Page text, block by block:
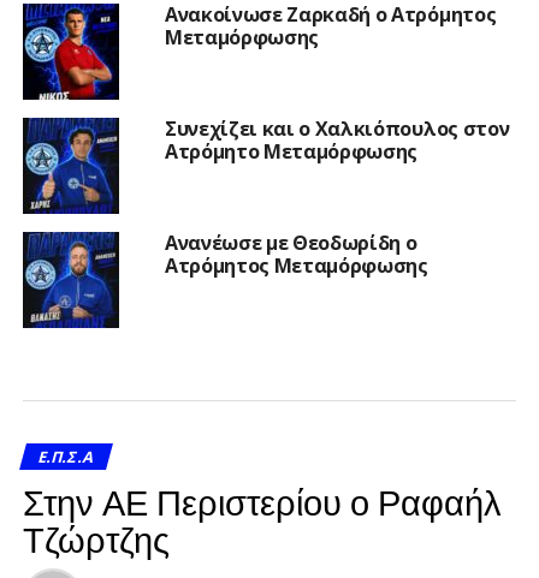
Ανακοίνωσε Ζαρκαδή ο Ατρόμητος
Μεταμόρφωσης
Συνεχίζει και ο Χαλκιόπουλος στον
Ατρόμητο Μεταμόρφωσης
Ανανέωσε με Θεοδωρίδη ο
Ατρόμητος Μεταμόρφωσης
Ε.Π.Σ.Α
Στην ΑΕ Περιστερίου ο Ραφαήλ
Τζώρτζης